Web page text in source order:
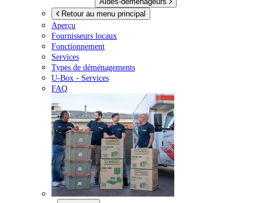
Retour au menu principal
Aperçu
Fournisseurs locaux
Fonctionnement
Services
Types de déménagements
U-Box - Services
FAQ